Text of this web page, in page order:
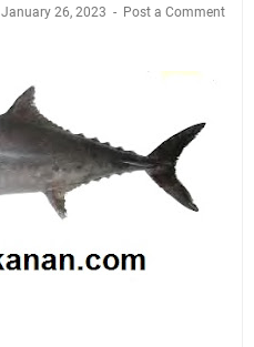
January 26, 2023 Post a Comment